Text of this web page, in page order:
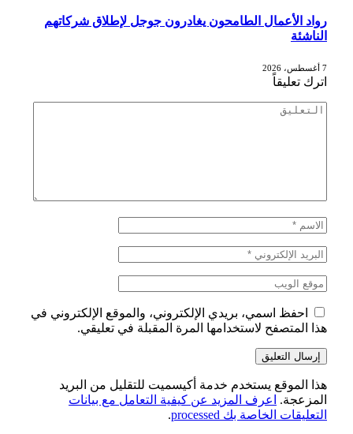
رواد الأعمال الطامحون يغادرون جوجل لإطلاق شركاتهم
الناشئة
7 أغسطس، 2026
اترك تعليقاً
احفظ اسمي، بريدي الإلكتروني، والموقع الإلكتروني في
هذا المتصفح لاستخدامها المرة المقبلة في تعليقي.
هذا الموقع يستخدم خدمة أكيسميت للتقليل من البريد
المزعجة.
اعرف المزيد عن كيفية التعامل مع بيانات
التعليقات الخاصة بك processed
.